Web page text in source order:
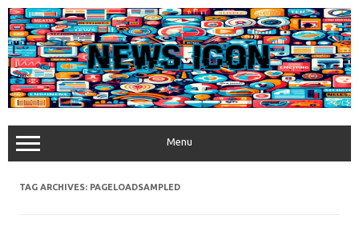
Skip
to
content
Menu
TAG ARCHIVES: PAGELOADSAMPLED